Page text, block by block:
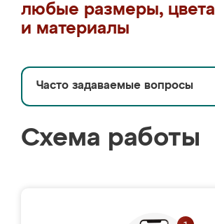
любые размеры, цвета
и материалы
Часто задаваемые вопросы
Схема работы